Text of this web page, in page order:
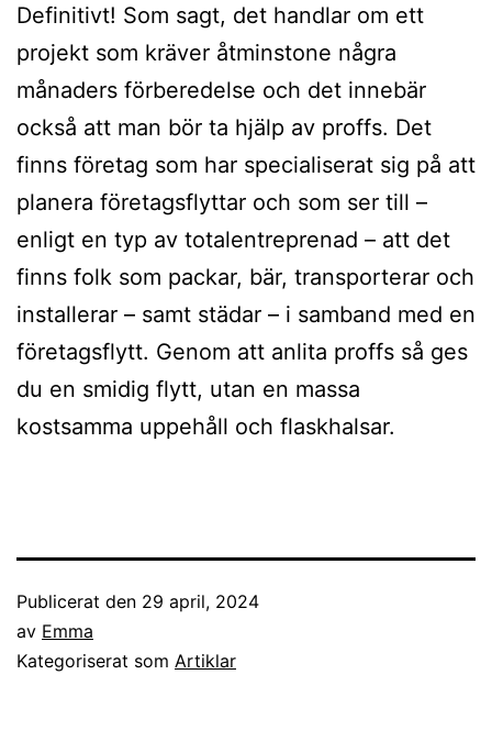
Definitivt! Som sagt, det handlar om ett
projekt som kräver åtminstone några
månaders förberedelse och det innebär
också att man bör ta hjälp av proffs. Det
finns företag som har specialiserat sig på att
planera företagsflyttar och som ser till –
enligt en typ av totalentreprenad – att det
finns folk som packar, bär, transporterar och
installerar – samt städar – i samband med en
företagsflytt. Genom att anlita proffs så ges
du en smidig flytt, utan en massa
kostsamma uppehåll och flaskhalsar.
Publicerat den 29 april, 2024
av Emma
Kategoriserat som Artiklar